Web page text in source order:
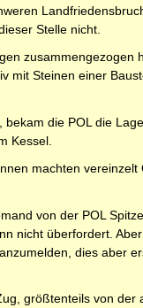
Stelle nicht.
mit Steinen einer
die POL die
Kessel.
machten
von der POL
nicht überfordert.
dies aber
größtenteils von